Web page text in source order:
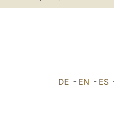
DE - EN - ES